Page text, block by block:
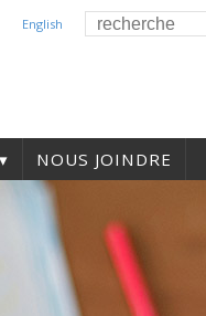
English
NOUS JOINDRE